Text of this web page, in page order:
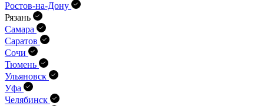
Ростов-на-Дону
Рязань
Самара
Саратов
Сочи
Тюмень
Ульяновск
Уфа
Челябинск